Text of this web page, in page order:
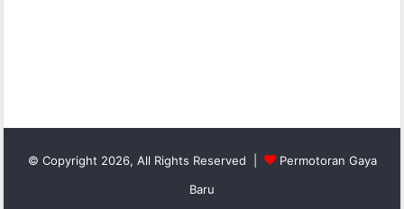
© Copyright 2026, All Rights Reserved |
Permotoran Gaya
Baru